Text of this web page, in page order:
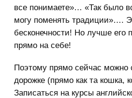
все понимаете»… «Так было
могу поменять традиции»….
бесконечности! Но лучше его
прямо на себе!
Поэтому прямо сейчас можно
дорожке (прямо как та кошка,
Записаться на курсы